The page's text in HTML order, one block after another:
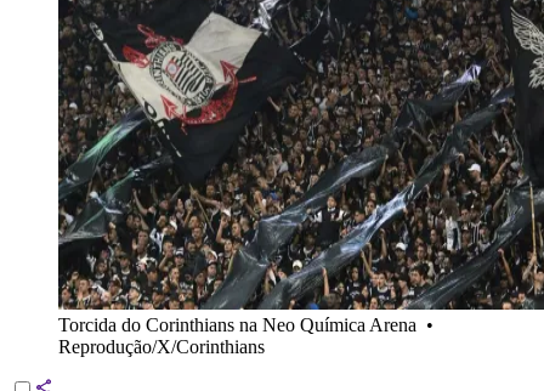
Torcida do Corinthians na Neo Química Arena •
Reprodução/X/Corinthians